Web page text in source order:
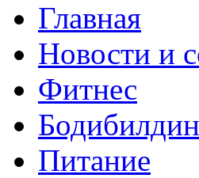
Главная
Новости и
Фитнес
Питание